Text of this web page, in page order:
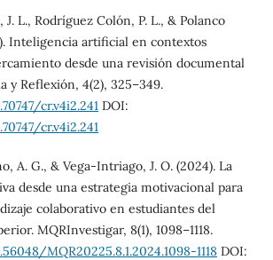
J. L., Rodríguez Colón, P. L., & Polanco
Inteligencia artificial en contextos
desde una revisión documental
y Reflexión, 4(2), 325–349.
cr.v4i2.241DOI:
cr.v4i2.241
A. G., & Vega-Intriago, J. O. (2024). La
desde una estrategia motivacional para
colaborativo en estudiantes del
MQRInvestigar, 8(1), 1098–1118.
MQR20225.8.1.2024.1098-1118DOI: